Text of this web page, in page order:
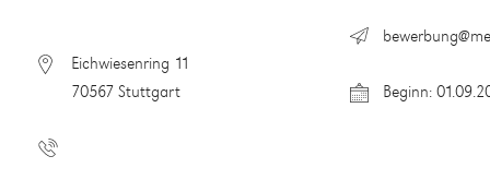
Eichwiesenring 11
70567 Stuttgart
Beginn: